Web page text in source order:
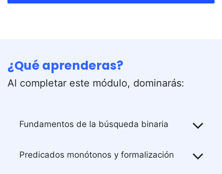
Fundamentos de la búsqueda binaria
Predicados monótonos y formalización
¿Qué aprenderas?
Al completar este módulo, dominarás: